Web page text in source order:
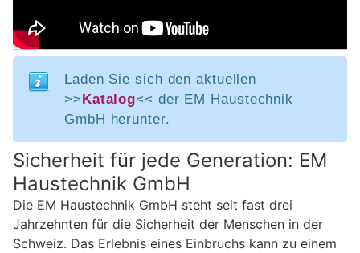
Laden Sie sich den aktuellen
>>Katalog<< der EM Haustechnik
GmbH herunter.
Sicherheit für jede Generation: EM
Haustechnik GmbH
Die EM Haustechnik GmbH steht seit fast drei
Jahrzehnten für die Sicherheit der Menschen in der
Schweiz. Das Erlebnis eines Einbruchs kann zu einem